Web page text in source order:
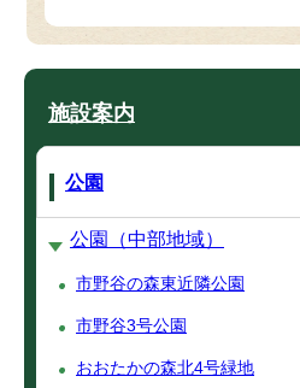
施設案内
公園
公園（中部地域）
市野谷の森東近隣公園
市野谷3号公園
おおたかの森北4号緑地